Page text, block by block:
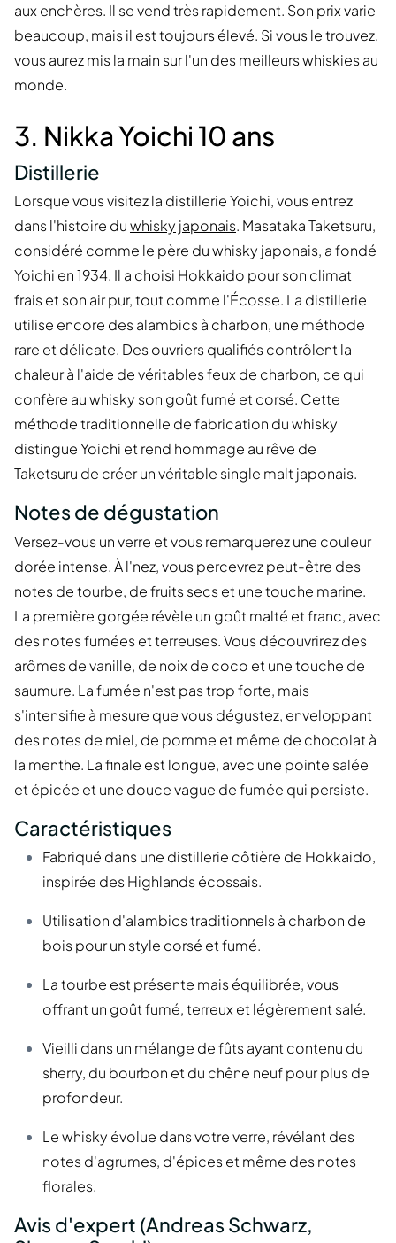
aux enchères. Il se vend très rapidement. Son prix varie
beaucoup, mais il est toujours élevé. Si vous le trouvez,
vous aurez mis la main sur l'un des meilleurs whiskies au
monde.
3. Nikka Yoichi 10 ans
Distillerie
Lorsque vous visitez la distillerie Yoichi, vous entrez
dans l'histoire duwhisky japonais. Masataka Taketsuru,
considéré comme le père du whisky japonais, a fondé
Yoichi en 1934. Il a choisi Hokkaido pour son climat
frais et son air pur, tout comme l'Écosse. La distillerie
utilise encore des alambics à charbon, une méthode
rare et délicate. Des ouvriers qualifiés contrôlent la
chaleur à l'aide de véritables feux de charbon, ce qui
confère au whisky son goût fumé et corsé. Cette
méthode traditionnelle de fabrication du whisky
distingue Yoichi et rend hommage au rêve de
Taketsuru de créer un véritable single malt japonais.
Notes de dégustation
Versez-vous un verre et vous remarquerez une couleur
dorée intense. À l'nez, vous percevrez peut-être des
notes de tourbe, de fruits secs et une touche marine.
La première gorgée révèle un goût malté et franc, avec
des notes fumées et terreuses. Vous découvrirez des
arômes de vanille, de noix de coco et une touche de
saumure. La fumée n'est pas trop forte, mais
s'intensifie à mesure que vous dégustez, enveloppant
des notes de miel, de pomme et même de chocolat à
la menthe. La finale est longue, avec une pointe salée
et épicée et une douce vague de fumée qui persiste.
Caractéristiques
Fabriqué dans une distillerie côtière de Hokkaido,
inspirée des Highlands écossais.
Utilisation d'alambics traditionnels à charbon de
bois pour un style corsé et fumé.
La tourbe est présente mais équilibrée, vous
offrant un goût fumé, terreux et légèrement salé.
Vieilli dans un mélange de fûts ayant contenu du
sherry, du bourbon et du chêne neuf pour plus de
profondeur.
Le whisky évolue dans votre verre, révélant des
notes d'agrumes, d'épices et même des notes
florales.
Avis d'expert (Andreas Schwarz,